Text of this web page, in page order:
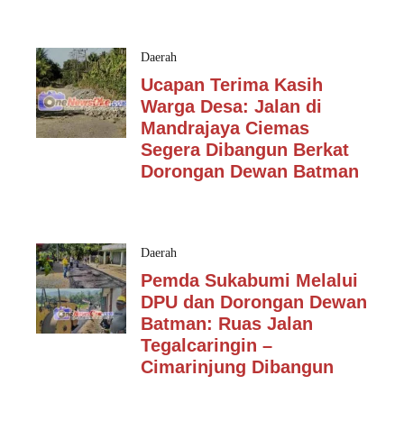
Daerah
Ucapan Terima Kasih
Warga Desa: Jalan di
Mandrajaya Ciemas
Segera Dibangun Berkat
Dorongan Dewan Batman
Daerah
Pemda Sukabumi Melalui
DPU dan Dorongan Dewan
Batman: Ruas Jalan
Tegalcaringin –
Cimarinjung Dibangun